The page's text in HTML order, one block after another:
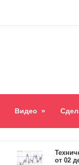
Видео »
от 02